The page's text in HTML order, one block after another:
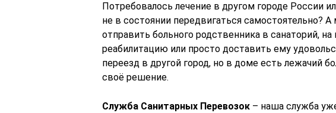
Потребовалось лечение в другом городе России
не в состоянии передвигаться самостоятельно?
отправить больного родственника в санаторий,
реабилитацию или просто доставить ему
переезд в другой город, но в доме есть лежачий
своё решение.
Служба Санитарных Перевозок – наша служба